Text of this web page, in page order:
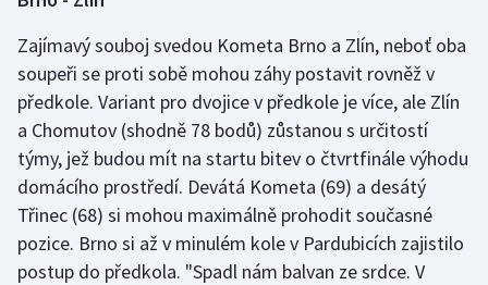
Zajímavý souboj svedou Kometa Brno a Zlín, neboť oba
soupeři se proti sobě mohou záhy postavit rovněž v
předkole. Variant pro dvojice v předkole je více, ale Zlín
a Chomutov (shodně 78 bodů) zůstanou s určitostí
týmy, jež budou mít na startu bitev o čtvrtfinále výhodu
domácího prostředí. Devátá Kometa (69) a desátý
Třinec (68) si mohou maximálně prohodit současné
pozice. Brno si až v minulém kole v Pardubicích zajistilo
postup do předkola. "Spadl nám balvan ze srdce. V